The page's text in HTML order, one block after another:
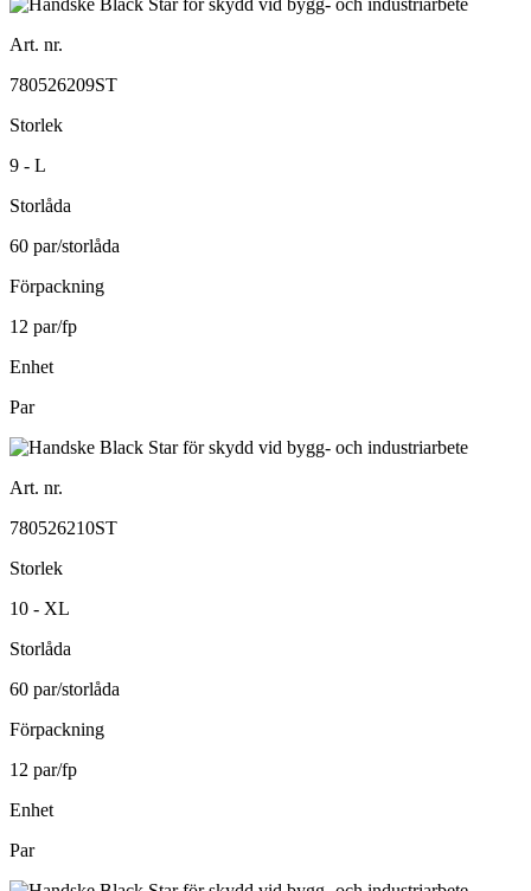
Art. nr.
780526209ST
Storlek
9 - L
Storlåda
60 par/storlåda
Förpackning
12 par/fp
Enhet
Par
Art. nr.
780526210ST
Storlek
10 - XL
Storlåda
60 par/storlåda
Förpackning
12 par/fp
Enhet
Par